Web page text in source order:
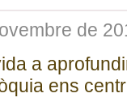
de
a
ens